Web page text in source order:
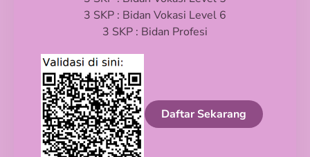
3 SKP : Bidan Vokasi Level 6
3 SKP : Bidan Profesi
Daftar Sekarang